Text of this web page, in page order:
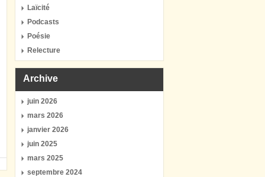
Laïcité
Podcasts
Poésie
Relecture
Archive
juin 2026
mars 2026
janvier 2026
juin 2025
mars 2025
septembre 2024